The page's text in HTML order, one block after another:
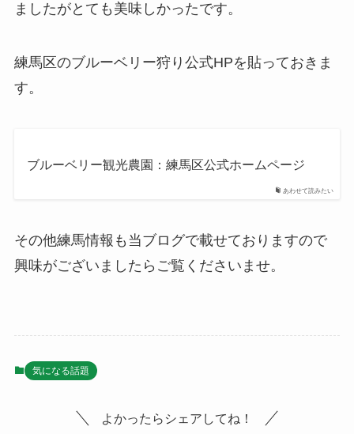
ましたがとても美味しかったです。
練馬区のブルーベリー狩り公式HPを貼っておきま
す。
あわせて読みたい
ブルーベリー観光農園：練馬区公式ホームページ
その他練馬情報も当ブログで載せておりますので
興味がございましたらご覧くださいませ。
気になる話題
よかったらシェアしてね！